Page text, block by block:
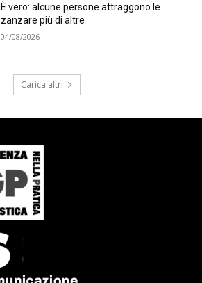
È vero: alcune persone attraggono le
zanzare più di altre
04/08/2026
Carica altri